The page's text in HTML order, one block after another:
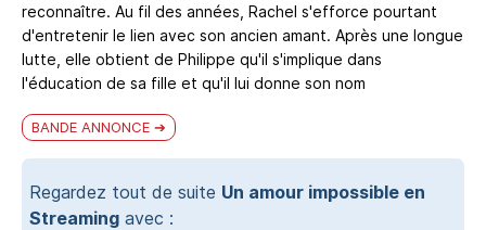
reconnaître. Au fil des années, Rachel s'efforce pourtant
d'entretenir le lien avec son ancien amant. Après une longue
lutte, elle obtient de Philippe qu'il s'implique dans
l'éducation de sa fille et qu'il lui donne son nom
BANDE ANNONCE
Regardez tout de suite Un amour impossible en
Streaming avec :